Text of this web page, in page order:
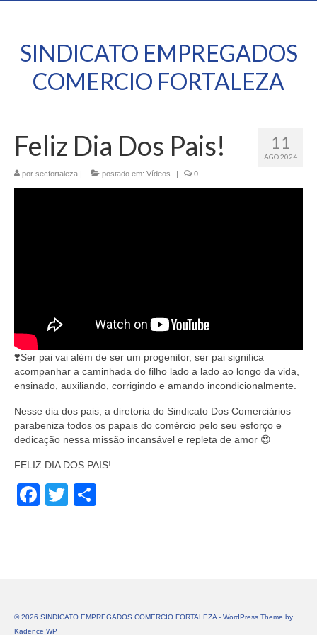
SINDICATO EMPREGADOS
COMERCIO FORTALEZA
11
AGO 2024
Feliz Dia Dos Pais!
por secfortaleza | postado em: Vídeos | 0
❣️Ser pai vai além de ser um progenitor, ser pai significa
acompanhar a caminhada do filho lado a lado ao longo da vida,
ensinado, auxiliando, corrigindo e amando incondicionalmente.
Nesse dia dos pais, a diretoria do Sindicato Dos Comerciários
parabeniza todos os papais do comércio pelo seu esforço e
dedicação nessa missão incansável e repleta de amor 😍
FELIZ DIA DOS PAIS!
Facebook
Twitter
© 2026 SINDICATO EMPREGADOS COMERCIO FORTALEZA - WordPress Theme by
Kadence WP